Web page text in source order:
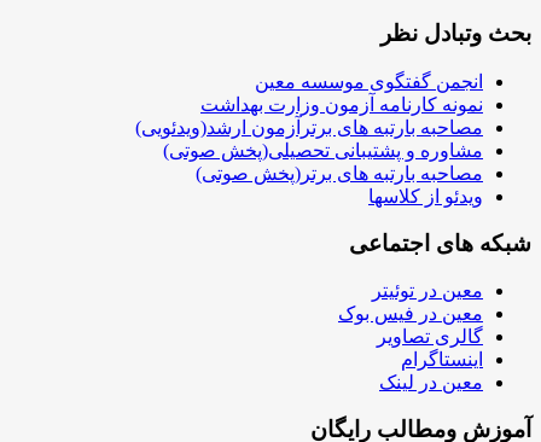
بحث وتبادل نظر
انجمن گفتگوی موسسه معین
نمونه کارنامه آزمون وزارت بهداشت
مصاحبه بارتبه های برترآزمون ارشد(ویدئویی)
مشاوره و پشتیبانی تحصیلی(پخش صوتی)
مصاحبه بارتبه های برتر(پخش صوتی)
ویدئو از کلاسها
شبکه های اجتماعی
معین در توئیتر
معین در فیس بوک
گالری تصاویر
اینستاگرام
معین در لینک
آموزش ومطالب رایگان